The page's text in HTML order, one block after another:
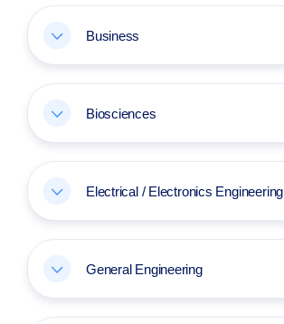
Business
Biosciences
Electrical / Electronics Engineering
General Engineering